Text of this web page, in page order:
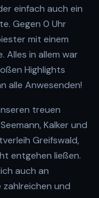
einfach auch ein
Gegen 0 Uhr
mit einem
Alles in allem war
Highlights
alle Anwesenden!
treuen
Kalker und
Greifswald,
entgehen ließen.
auch an
und